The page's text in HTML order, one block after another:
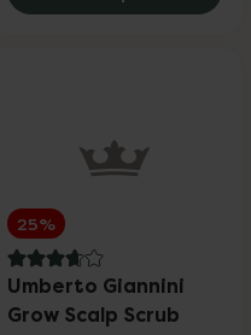
25%
3.8 av 5 i omdöme
Umberto Giannini
Grow Scalp Scrub